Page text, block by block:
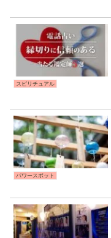
スピリチュアル
パワースポット